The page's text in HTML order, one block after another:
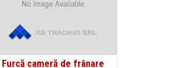
Furcă cameră de frânare